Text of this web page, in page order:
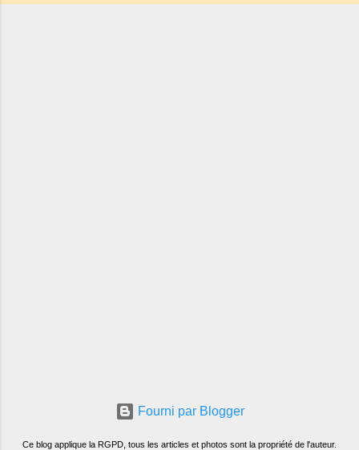
son jambon de pays et son poulet cocotte,
Fourni par Blogger
Ce blog applique la RGPD, tous les articles et photos sont la propriété de l'auteur.